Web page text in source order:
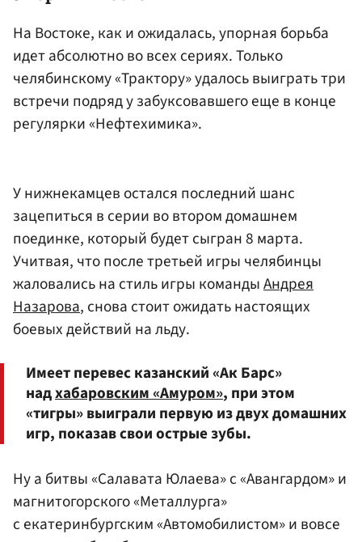
На Востоке, как и ожидалась, упорная борьба
идет абсолютно во всех сериях. Только
челябинскому «Трактору» удалось выиграть три
встречи подряд у забуксовавшего еще в конце
регулярки «Нефтехимика».
У нижнекамцев остался последний шанс
зацепиться в серии во втором домашнем
поединке, который будет сыгран 8 марта.
Учитвая, что после третьей игры челябинцы
жаловались на стиль игры командыАндрея
Назарова, снова стоит ожидать настоящих
боевых действий на льду.
Имеет перевес казанский «Ак Барс»
надхабаровским «Амуром», при этом
«тигры» выиграли первую из двух домашних
игр, показав свои острые зубы.
Ну а битвы «Салавата Юлаева» с «Авангардом» и
магнитогорского «Металлурга»
с екатеринбургским «Автомобилистом» и вовсе